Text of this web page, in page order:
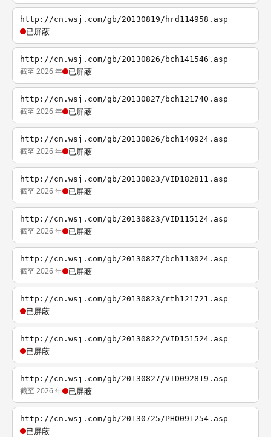
http://cn.wsj.com/gb/20130819/hrd114958.asp
已屏蔽
http://cn.wsj.com/gb/20130826/bch141546.asp
截至 2026 年 已屏蔽
http://cn.wsj.com/gb/20130827/bch121740.asp
截至 2026 年 已屏蔽
http://cn.wsj.com/gb/20130826/bch140924.asp
截至 2026 年 已屏蔽
http://cn.wsj.com/gb/20130823/VID182811.asp
截至 2026 年 已屏蔽
http://cn.wsj.com/gb/20130823/VID115124.asp
截至 2026 年 已屏蔽
http://cn.wsj.com/gb/20130827/bch113024.asp
截至 2026 年 已屏蔽
http://cn.wsj.com/gb/20130823/rth121721.asp
已屏蔽
http://cn.wsj.com/gb/20130822/VID151524.asp
已屏蔽
http://cn.wsj.com/gb/20130827/VID092819.asp
截至 2026 年 已屏蔽
http://cn.wsj.com/gb/20130725/PHO091254.asp
已屏蔽